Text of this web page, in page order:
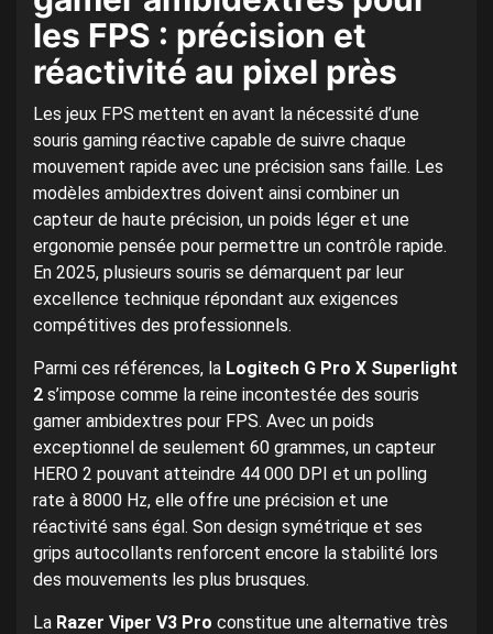
les FPS : précision et
réactivité au pixel près
Les jeux FPS mettent en avant la nécessité d’une
souris gaming réactive capable de suivre chaque
mouvement rapide avec une précision sans faille. Les
modèles ambidextres doivent ainsi combiner un
capteur de haute précision, un poids léger et une
ergonomie pensée pour permettre un contrôle rapide.
En 2025, plusieurs souris se démarquent par leur
excellence technique répondant aux exigences
compétitives des professionnels.
Parmi ces références, la Logitech G Pro X Superlight
2 s’impose comme la reine incontestée des souris
gamer ambidextres pour FPS. Avec un poids
exceptionnel de seulement 60 grammes, un capteur
HERO 2 pouvant atteindre 44 000 DPI et un polling
rate à 8000 Hz, elle offre une précision et une
réactivité sans égal. Son design symétrique et ses
grips autocollants renforcent encore la stabilité lors
des mouvements les plus brusques.
La Razer Viper V3 Pro constitue une alternative très